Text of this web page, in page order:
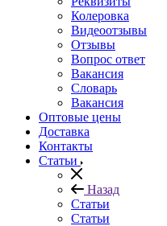
Колеровка
Видеоотзывы
Отзывы
Вопрос ответ
Вакансия
Словарь
Вакансия
Оптовые цены
Доставка
Контакты
Статьи
Назад
Статьи
Статьи